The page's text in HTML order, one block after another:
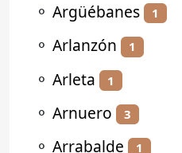
⚬ Argüébanes 1
⚬ Arlanzón 1
⚬ Arleta 1
⚬ Arnuero 3
⚬ Arrabalde 1